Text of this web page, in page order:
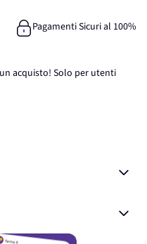
Pagamenti Sicuri al 100%
acquisto! Solo per utenti